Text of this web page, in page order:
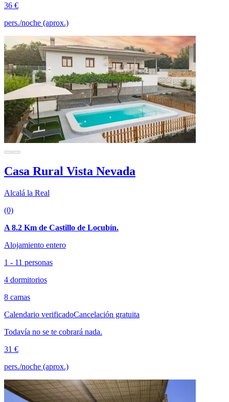
36 €
pers./noche (aprox.)
Casa Rural Vista Nevada
Alcalá la Real
(0)
A 8.2 Km de Castillo de Locubín.
Alojamiento entero
1 - 11 personas
4 dormitorios
8 camas
Calendario verificadoCancelación gratuita
Todavía no se te cobrará nada.
31 €
pers./noche (aprox.)